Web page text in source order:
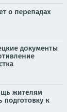
о перепадах
документы
жителям
подготовку к